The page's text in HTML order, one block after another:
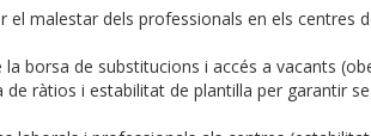
el malestar dels professionals en els
la borsa de substitucions i accés a vacants
de ràtios i estabilitat de plantilla per garantir